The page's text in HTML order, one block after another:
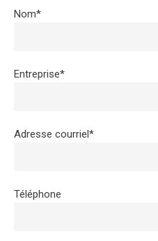
Nom*
Entreprise*
Adresse courriel*
Téléphone